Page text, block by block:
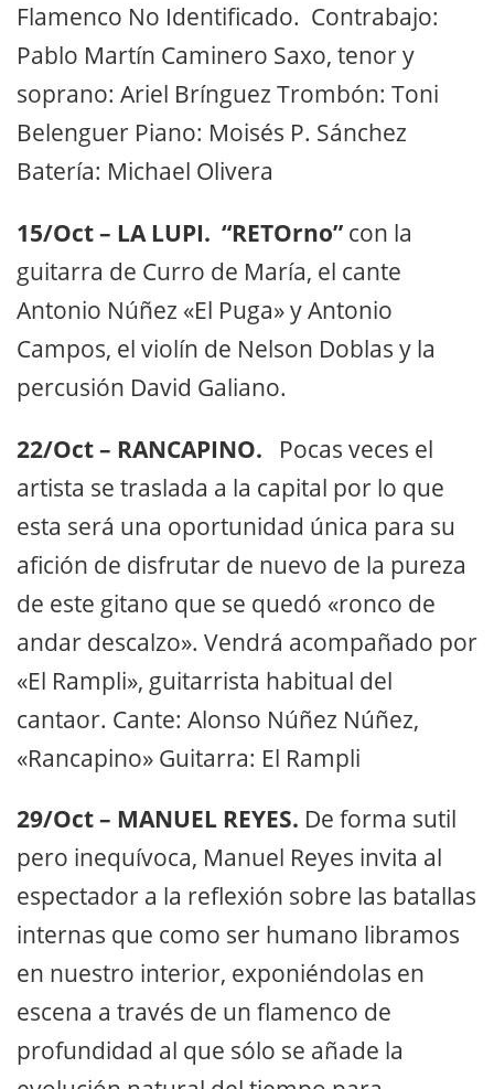
Flamenco No Identificado. Contrabajo:​
Pablo Martín Caminero ​Saxo, tenor y
soprano: ​Ariel Brínguez ​Trombón:​ Toni
Belenguer Piano: ​Moisés P. Sánchez ​
Batería:​ Michael Olivera
15/Oct – LA LUPI. “RETOrno” con la
guitarra de ​Curro de María, el cante ​
Antonio Núñez «El Puga» y Antonio
Campos, el violín de Nelson Doblas ​y la
percusión ​David Galiano.
22/Oct – RANCAPINO. Pocas veces el
artista se traslada a la capital por lo que
esta será una oportunidad única para su
afición de disfrutar de nuevo de la pureza
de este gitano que se quedó «ronco de
andar descalzo». Vendrá acompañado por
«El Rampli», guitarrista habitual del
cantaor. Cante: ​Alonso Núñez Núñez,
«Rancapino» ​Guitarra: ​El Rampli
29/Oct – MANUEL REYES. De forma sutil
pero inequívoca, Manuel Reyes invita al
espectador a la reflexión sobre las batallas
internas que como ser humano libramos
en nuestro interior, exponiéndolas en
escena a través de un flamenco de
profundidad al que sólo se añade la